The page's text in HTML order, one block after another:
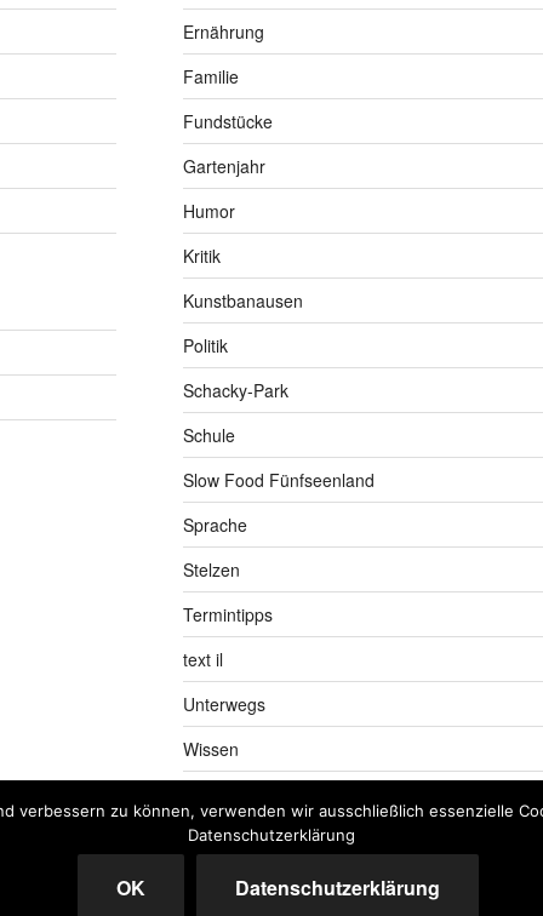
Ernährung
Familie
Fundstücke
Gartenjahr
Humor
Kritik
Kunstbanausen
Politik
Schacky-Park
Schule
Slow Food Fünfseenland
Sprache
Stelzen
Termintipps
text il
Unterwegs
Wissen
verbessern zu können, verwenden wir ausschließlich essenzielle
Datenschutzerklärung
OK Datenschutzerklärung